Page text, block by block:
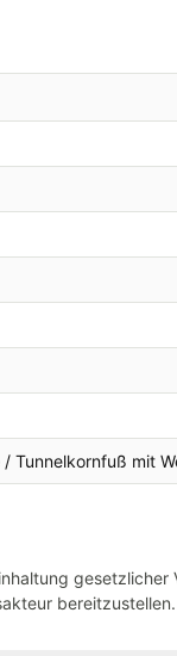
Tunnelkornfuß mit
gesetzlicher